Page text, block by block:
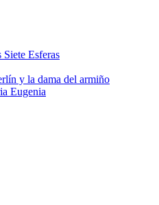
Esferas
y la dama del armiño
Eugenia